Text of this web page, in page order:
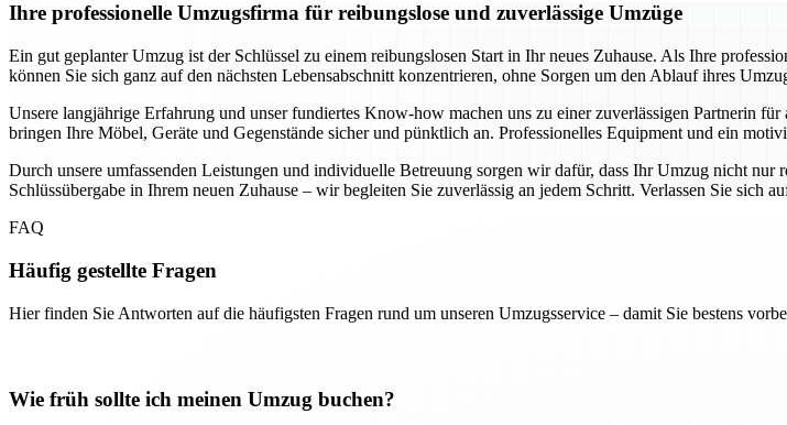
Ihre professionelle Umzugsfirma für reibungslose und zuverlässige Umzüge
Ein gut geplanter Umzug ist der Schlüssel zu einem reibungslosen Start in Ihr neues Zuhause. Als Ihre
können Sie sich ganz auf den nächsten Lebensabschnitt konzentrieren, ohne Sorgen um den Ablauf ihres
Unsere langjährige Erfahrung und unser fundiertes Know-how machen uns zu einer zuverlässigen Partnerin
bringen Ihre Möbel, Geräte und Gegenstände sicher und pünktlich an. Professionelles Equipment und ein
Durch unsere umfassenden Leistungen und individuelle Betreuung sorgen wir dafür, dass Ihr Umzug nicht nur
Schlüssübergabe in Ihrem neuen Zuhause – wir begleiten Sie zuverlässig an jedem Schritt. Verlassen Sie
FAQ
Häufig gestellte Fragen
Hier finden Sie Antworten auf die häufigsten Fragen rund um unseren Umzugsservice – damit Sie bestens
Wie früh sollte ich meinen Umzug buchen?